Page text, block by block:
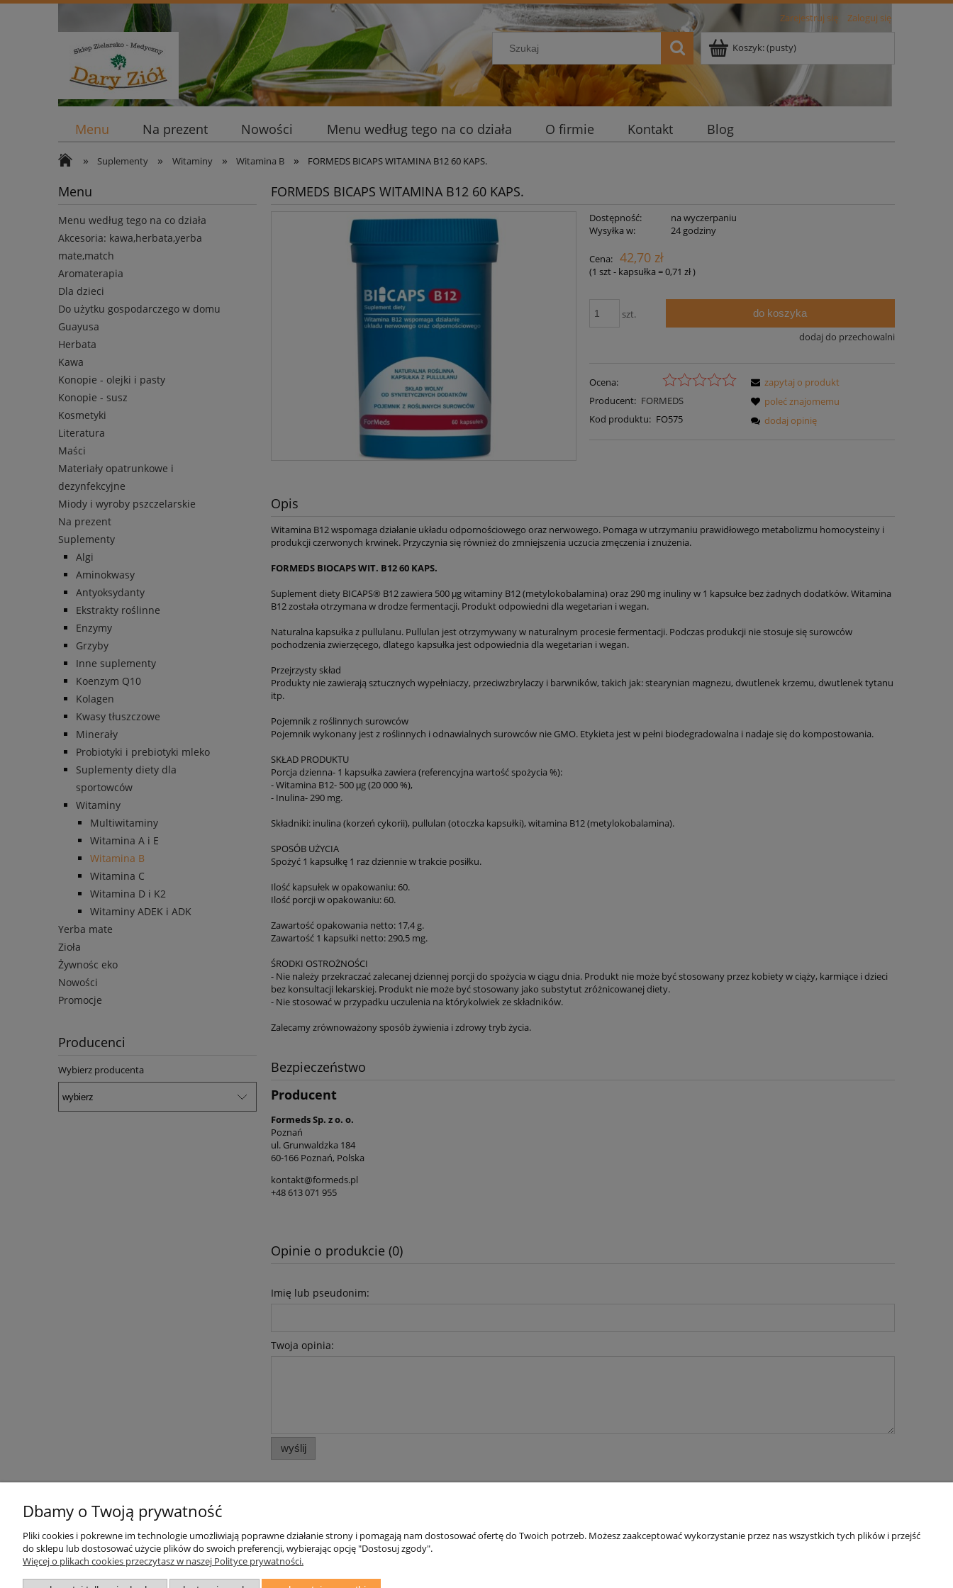
Zarejestruj się Zaloguj się
Koszyk:(pusty)
Menu Na prezent Nowości Menu według tego na co działa O firmie Kontakt Blog
» Suplementy » Witaminy » Witamina B » FORMEDS BICAPS WITAMINA B12 60 KAPS.
Menu
Menu według tego na co działa
Akcesoria: kawa,herbata,yerba
mate,match
Aromaterapia
Dla dzieci
Do użytku gospodarczego w domu
Guayusa
Herbata
Kawa
Konopie - olejki i pasty
Konopie - susz
Kosmetyki
Literatura
Maści
Materiały opatrunkowe i
dezynfekcyjne
Miody i wyroby pszczelarskie
Na prezent
Suplementy
Algi
Aminokwasy
Antyoksydanty
Ekstrakty roślinne
Enzymy
Grzyby
Inne suplementy
Koenzym Q10
Kolagen
Kwasy tłuszczowe
Minerały
Probiotyki i prebiotyki mleko
Suplementy diety dla
sportowców
Witaminy
Multiwitaminy
Witamina A i E
Witamina B
Witamina C
Witamina D i K2
Witaminy ADEK i ADK
Yerba mate
Zioła
Żywnośc eko
Nowości
Promocje
Producenci
Wybierz producenta
FORMEDS BICAPS WITAMINA B12 60 KAPS.
Dostępność:
na wyczerpaniu
Wysyłka w:
24 godziny
Cena: 42,70 zł
(1szt - kapsułka =0,71 zł)
szt. do koszyka
dodaj do przechowalni
Ocena:
Producent: FORMEDS
Kod produktu: FO575
zapytaj o produkt
poleć znajomemu
dodaj opinię
Opis
Witamina B12 wspomaga działanie układu odpornościowego oraz nerwowego. Pomaga w utrzymaniu prawidłowego metabolizmu homocysteiny i
produkcji czerwonych krwinek. Przyczynia się również do zmniejszenia uczucia zmęczenia i znużenia.
FORMEDS BIOCAPS WIT. B12 60 KAPS.
Suplement diety BICAPS® B12 zawiera 500 μg witaminy B12 (metylokobalamina) oraz 290 mg inuliny w 1 kapsułce bez żadnych dodatków. Witamina
B12 została otrzymana w drodze fermentacji. Produkt odpowiedni dla wegetarian i wegan.
Naturalna kapsułka z pullulanu. Pullulan jest otrzymywany w naturalnym procesie fermentacji. Podczas produkcji nie stosuje się surowców
pochodzenia zwierzęcego, dlatego kapsułka jest odpowiednia dla wegetarian i wegan.
Przejrzysty skład
Produkty nie zawierają sztucznych wypełniaczy, przeciwzbrylaczy i barwników, takich jak: stearynian magnezu, dwutlenek krzemu, dwutlenek tytanu
itp.
Pojemnik z roślinnych surowców
Pojemnik wykonany jest z roślinnych i odnawialnych surowców nie GMO. Etykieta jest w pełni biodegradowalna i nadaje się do kompostowania.
SKŁAD PRODUKTU
Porcja dzienna- 1 kapsułka zawiera (referencyjna wartość spożycia %):
- Witamina B12- 500 μg (20 000 %),
- Inulina- 290 mg.
Składniki: inulina (korzeń cykorii), pullulan (otoczka kapsułki), witamina B12 (metylokobalamina).
SPOSÓB UŻYCIA
Spożyć 1 kapsułkę 1 raz dziennie w trakcie posiłku.
Ilość kapsułek w opakowaniu: 60.
Ilość porcji w opakowaniu: 60.
Zawartość opakowania netto: 17,4 g.
Zawartość 1 kapsułki netto: 290,5 mg.
ŚRODKI OSTROŻNOŚCI
- Nie należy przekraczać zalecanej dziennej porcji do spożycia w ciągu dnia. Produkt nie może być stosowany przez kobiety w ciąży, karmiące i dzieci
bez konsultacji lekarskiej. Produkt nie może być stosowany jako substytut zróżnicowanej diety.
- Nie stosować w przypadku uczulenia na którykolwiek ze składników.
Zalecamy zrównoważony sposób żywienia i zdrowy tryb życia.
Bezpieczeństwo
Producent
Formeds Sp. z o. o.
Poznań
ul. Grunwaldzka 184
60-166 Poznań, Polska
kontakt@formeds.pl
+48 613 071 955
Opinie o produkcie (0)
Imię lub pseudonim:
Twoja opinia:
wyślij
Pomoc
Zwroty i reklamacje
Oświadczenie o Dostępności
Moje konto
Twoje zamówienia
Ustawienia konta
Płatności i dostawa Informacje O nas
Dbamy o Twoją prywatność
Pliki cookies i pokrewne im technologie umożliwiają poprawne działanie strony i pomagają nam dostosować ofertę do Twoich potrzeb. Możesz zaakceptować wykorzystanie przez nas wszystkich tych plików i przejść
do sklepu lub dostosować użycie plików do swoich preferencji, wybierając opcję "Dostosuj zgody".
Więcej o plikach cookies przeczytasz w naszej Polityce prywatności.